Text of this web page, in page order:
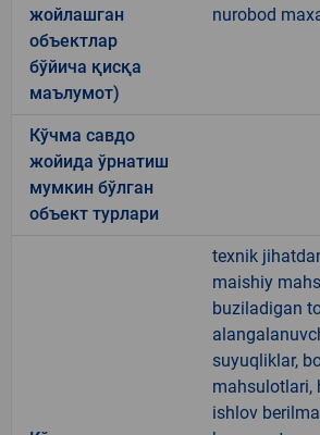
жойлашган
объектлар
бўйича қисқа
маълумот)
nurobod
Кўчма савдо
жойида ўрнатиш
мумкин бўлган
объект турлари
texnik
maishiy
buziladigan
suyuqliklar,
mahsulotlari,
ishlov